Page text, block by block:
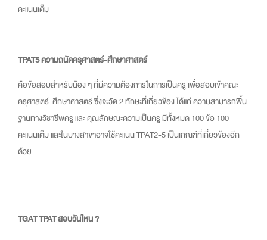
คะแนนเต็ม
TPAT5 ความถนัดครุศาสตร์-ศึกษาศาสตร์
คือข้อสอบสำหรับน้อง ๆ ที่มีความต้องการในการเป็นครู เพื่อสอบเข้าคณะ
ครุศาสตร์-ศึกษาศาสตร์ ซึ่งจะวัด 2 ทักษะที่เกี่ยวข้อง ได้แก่ ความสามารถพื้น
ฐานทางวิชาชีพครู และ คุณลักษณะความเป็นครู มีทั้งหมด 100 ข้อ 100
คะแนนเต็ม และในบางสาขาอาจใช้คะแนน TPAT2-5 เป็นเกณฑ์ที่เกี่ยวข้องอีก
ด้วย
TGAT TPAT สอบวันไหน ?